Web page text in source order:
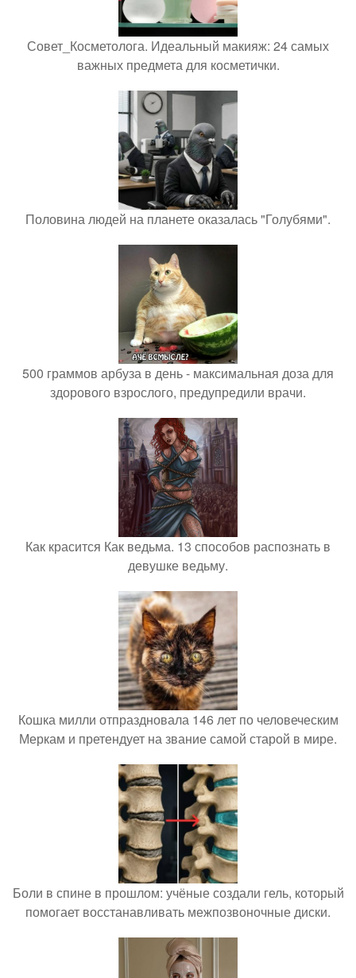
Совет_Косметолога. Идеальный макияж: 24 самых
важных предмета для косметички.
Половина людей на планете оказалась "Голубями".
500 граммов арбуза в день - максимальная доза для
здорового взрослого, предупредили врачи.
Как красится Как ведьма. 13 способов распознать в
девушке ведьму.
Кошка милли отпраздновала 146 лет по человеческим
Меркам и претендует на звание самой старой в мире.
Боли в спине в прошлом: учёные создали гель, который
помогает восстанавливать межпозвоночные диски.